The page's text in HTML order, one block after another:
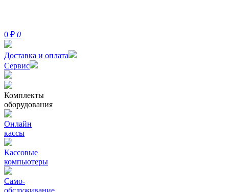
0 ₽ 0
Доставка и оплата
Сервис
Комплекты
оборудования
Онлайн
кассы
Кассовые
компьютеры
Само-
обслуживание